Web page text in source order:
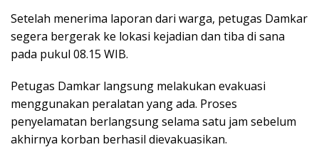
Setelah menerima laporan dari warga, petugas Damkar
segera bergerak ke lokasi kejadian dan tiba di sana
pada pukul 08.15 WIB.
Petugas Damkar langsung melakukan evakuasi
menggunakan peralatan yang ada. Proses
penyelamatan berlangsung selama satu jam sebelum
akhirnya korban berhasil dievakuasikan.